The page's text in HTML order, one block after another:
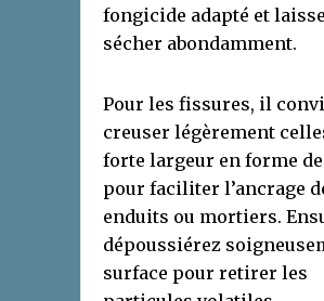
fongicide adapté et
sécher abondamment.
Pour les fissures, il
creuser légèrement
forte largeur en forme
pour faciliter l’ancrage
enduits ou mortiers.
dépoussiérez
surface pour retirer les